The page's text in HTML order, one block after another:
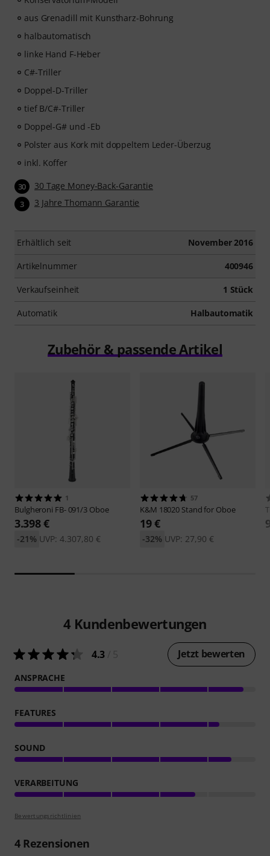
aus Grenadill mit Kunstharz-Bohrung
halbautomatisch
linke Hand F-Heber
C#-Triller
Doppel-D-Triller
tief B/C#-Triller
Doppel-G# und -Eb
Polster aus Kork mit doppeltem Leder-Überzug
inkl. Koffer
30 30 Tage Money-Back-Garantie
3 3 Jahre Thomann Garantie
Erhältlich seit November 2016
Artikelnummer 400946
Verkaufseinheit 1 Stück
Automatik Halbautomatik
Zubehör & passende Artikel
1
Bulgheroni FB- 091/3 Oboe
3.398 €
UVP: 4.307,80 €
-21%
57
K&M 18020 Stand for Oboe
19 €
UVP: 27,90 €
-32%
4 Kundenbewertungen
4.3 Jetzt bewerten
ANSPRACHE
FEATURES
SOUND
VERARBEITUNG
Bewertungsrichtlinien
4Rezensionen